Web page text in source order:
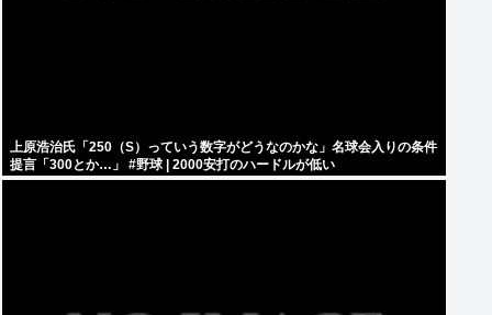
上原浩治氏「250（S）っていう数字がどうなのかな」名球会入りの条件
提言「300とか…」 #野球 | 2000安打のハードルが低い